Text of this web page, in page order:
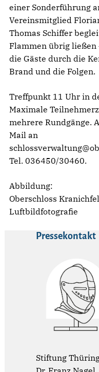
einer Sonderführung
Vereinsmitglied
Thomas Schiffer
Flammen übrig ließen
die Gäste durch die
Brand und die Folgen.
Treffpunkt 11 Uhr in
Maximale
mehrere Rundgänge.
Mail an
Tel. 036450/30460.
Abbildung:
Oberschloss
Luftbildfotografie
Pressekontakt
Stiftung